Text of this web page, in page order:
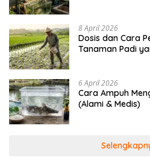
8 April 2026
Dosis dan Cara
Tanaman Padi
6 April 2026
Cara Ampuh
(Alami & Medis)